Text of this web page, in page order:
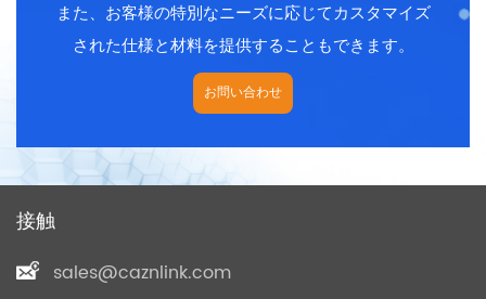
また、お客様の特別なニーズに応じてカスタマイズ
された仕様と材料を提供することもできます。
お問い合わせ
接触
sales@caznlink.com